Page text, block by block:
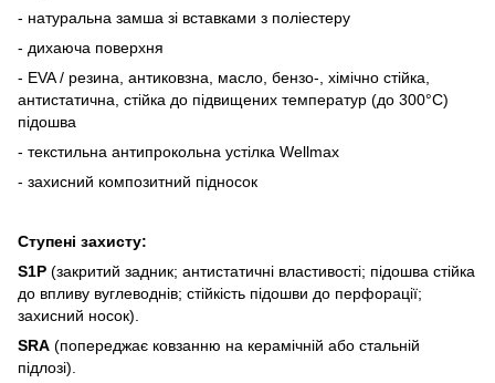
- натуральна замша зі вставками з поліестеру
- дихаюча поверхня
- EVA / резина, антиковзна, масло, бензо-, хімічно стійка,
антистатична, стійка до підвищених температур (до 300°С)
підошва
- текстильна антипрокольна устілка Wellmax
- захисний композитний підносок
Ступені захисту:
S1P (закритий задник; антистатичні властивості; підошва стійка
до впливу вуглеводнів; стійкість підошви до перфорації;
захисний носок).
SRA (попереджає ковзанню на керамічній або стальній
підлозі).